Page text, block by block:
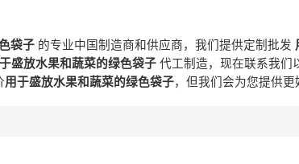
袋子的专业中国制造商和供应商，我们提供定制批发
盛放水果和蔬菜的绿色袋子代工制造，现在联系我们
用于盛放水果和蔬菜的绿色袋子，但我们会为您提供更